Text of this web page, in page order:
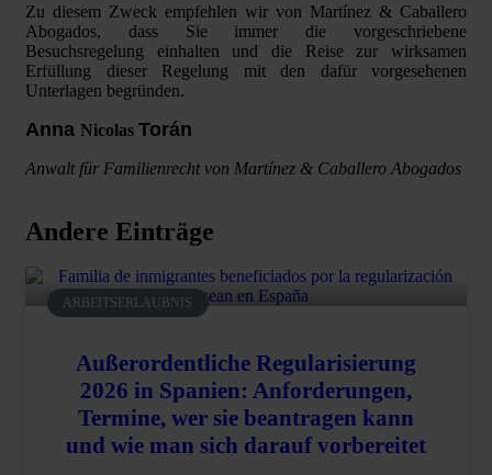
Zu diesem Zweck empfehlen wir von Martínez & Caballero
Abogados, dass Sie immer die vorgeschriebene
Besuchsregelung einhalten und die Reise zur wirksamen
Erfüllung dieser Regelung mit den dafür vorgesehenen
Unterlagen begründen.
Anna Nicolas Torán
Anwalt für Familienrecht von Martínez & Caballero Abogados
Andere Einträge
ARBEITSERLAUBNIS
Außerordentliche Regularisierung
2026 in Spanien: Anforderungen,
Termine, wer sie beantragen kann
und wie man sich darauf vorbereitet